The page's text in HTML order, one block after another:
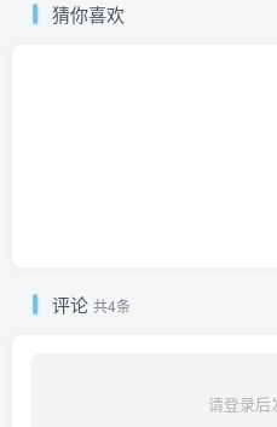
猜你喜欢
评论 共4条
请登录后